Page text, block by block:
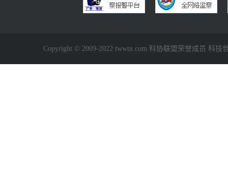
Copyright © 2009-2022 twwtn.com 科协联盟荣誉成员 科